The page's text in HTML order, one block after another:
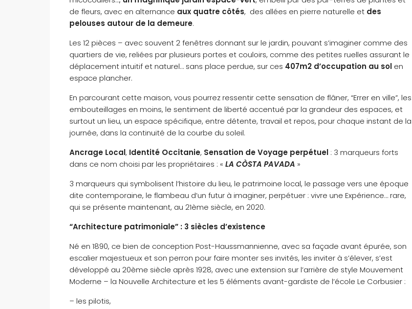
de fleurs, avec en alternance aux quatre côtés, des allées en pierre naturelle et des
pelouses autour de la demeure.
Les 12 pièces – avec souvent 2 fenêtres donnant sur le jardin, pouvant s’imaginer comme des
quartiers de vie, reliées par plusieurs portes et couloirs, comme des petites ruelles assurant le
déplacement intuitif et naturel… sans place perdue, sur ces 407m2 d’occupation au sol en
espace plancher.
En parcourant cette maison, vous pourrez ressentir cette sensation de flâner, “Errer en ville”, les
embouteillages en moins, le sentiment de liberté accentué par la grandeur des espaces, et
surtout un lieu, un espace spécifique, entre détente, travail et repos, pour chaque instant de la
journée, dans la continuité de la courbe du soleil.
Ancrage Local, Identité Occitanie, Sensation de Voyage perpétuel : 3 marqueurs forts
dans ce nom choisi par les propriétaires : « LA CÒSTA PAVADA »
3 marqueurs qui symbolisent l’histoire du lieu, le patrimoine local, le passage vers une époque
dite contemporaine, le flambeau d’un futur à imaginer, perpétuer : vivre une Expérience… rare,
qui se présente maintenant, au 21ème siècle, en 2020.
“Architecture patrimoniale” : 3 siècles d’existence
Né en 1890, ce bien de conception Post-Haussmannienne, avec sa façade avant épurée, son
escalier majestueux et son perron pour faire monter ses invités, les inviter à s’élever, s’est
développé au 20ème siècle après 1928, avec une extension sur l’arrière de style Mouvement
Moderne – la Nouvelle Architecture et les 5 éléments avant-gardiste de l’école Le Corbusier :
– les pilotis,